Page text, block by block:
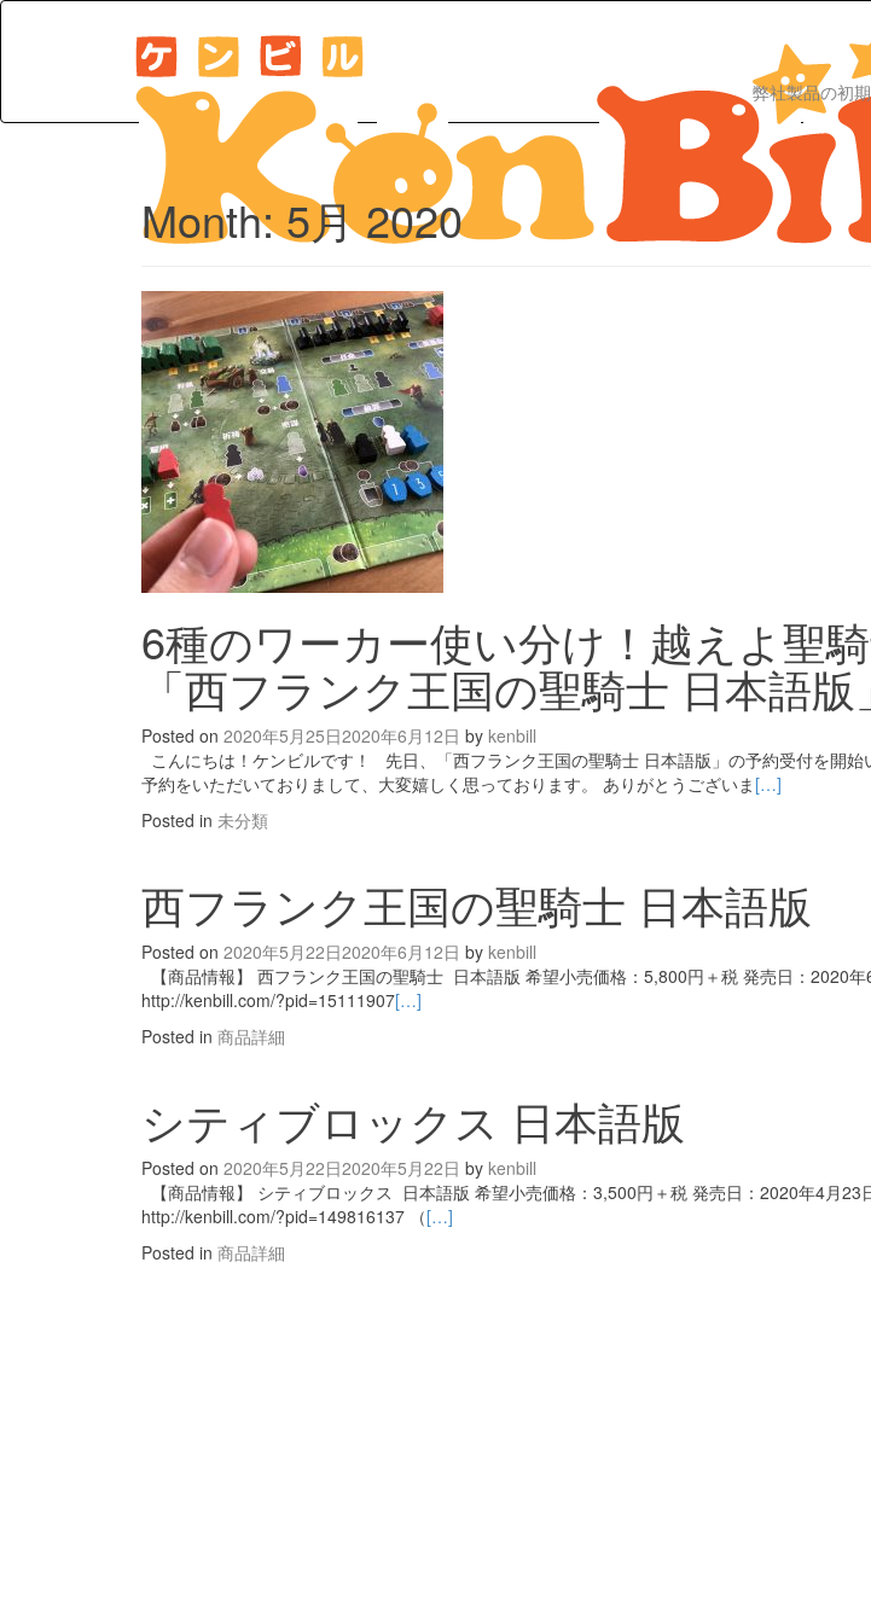
弊社製品の初
Month:5月 2020
6種のワーカー使い分け！越えよ聖騎
「西フランク王国の聖騎士 日本語版
Posted on 2020年5月25日2020年6月12日 by kenbill
こんにちは！ケンビルです！ 先日、「西フランク王国の聖騎士 日本語版」の予約受付を開
予約をいただいておりまして、大変嬉しく思っております。 ありがとうございま […]
Posted in 未分類
西フランク王国の聖騎士 日本語版
Posted on 2020年5月22日2020年6月12日 by kenbill
【商品情報】 西フランク王国の聖騎士 日本語版 希望小売価格：5,800円＋税 発売日：2020
http://kenbill.com/?pid=15111907[…]
Posted in 商品詳細
シティブロックス 日本語版
Posted on 2020年5月22日2020年5月22日 by kenbill
【商品情報】 シティブロックス 日本語版 希望小売価格：3,500円＋税 発売日：2020年4月23
http://kenbill.com/?pid=149816137 （[…]
Posted in 商品詳細